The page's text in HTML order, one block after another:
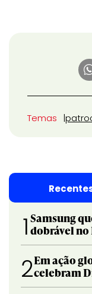
Temas
1 Samsung
dobrável
2Em ação
celebram